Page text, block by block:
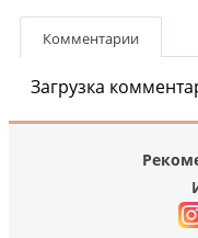
Комментарии
Загрузка